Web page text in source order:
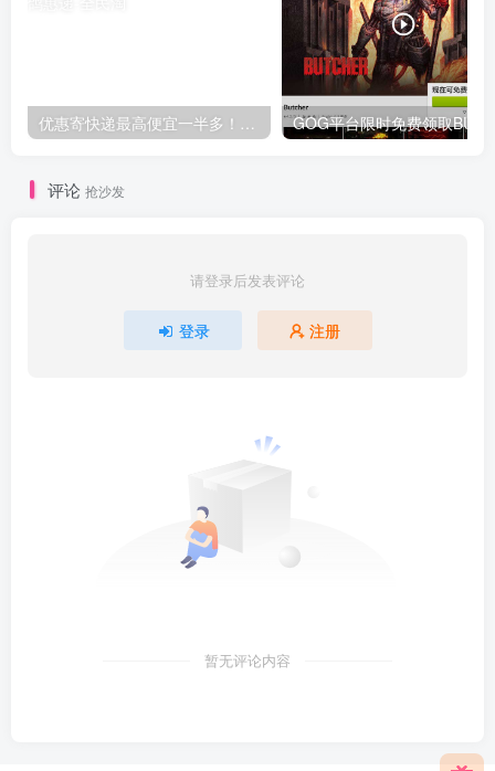
评论 抢沙发
请登录后发表评论
登录 注册
暂无评论内容